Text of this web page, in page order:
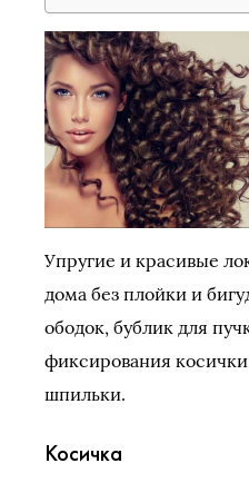
Упругие и красивые
дома без плойки и
ободок, бублик для
фиксирования
шпильки.
Косичка